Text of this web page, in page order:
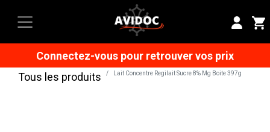
Connectez-vous pour retrouver vos prix
Tous les produits
Lait Concentre Regilait Sucre 8% Mg Boite 397g